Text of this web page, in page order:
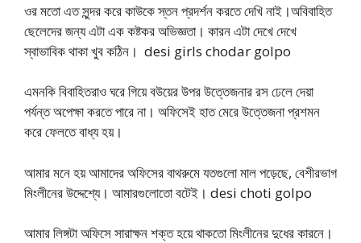
ওর মতো এত সুন্দর করে কাউকে স্তন প্রদর্শন করতে দেখি নাই।অবিবাহিত
ছেলেদের জন্য এটা এক কষ্টকর অভিজ্ঞতা। কারন এটা দেখে দেখে
স্বাভাবিক থাকা খুব কঠিন। desi girls chodar golpo
এমনকি বিবাহিতরাও ঘরে গিয়ে বউয়ের উপর উত্তেজনার রস ঢেলে দেয়া
পর্যন্ত অপেক্ষা করতে পারে না। অফিসেই হাত মেরে উত্তেজনা প্রশমন
করে ফেলতে বাধ্য হয়।
আমার মনে হয় আমাদের অফিসের বাথরুমে যতগুলো মাল পড়েছে, বেশীরভাগ
মিংলীনের উদ্দেশ্যে। আমারগুলোতো বটেই। desi choti golpo
আমার লিঙ্গটা অফিসে সারাক্ষন শক্ত হয়ে থাকতো মিংলীনের দুধের কারনে।